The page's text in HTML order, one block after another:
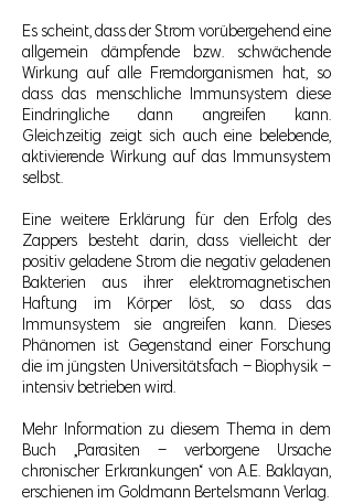
Es scheint, dass der Strom vorübergehend eine
allgemein dämpfende bzw. schwächende
Wirkung auf alle Fremdorganismen hat, so
dass das menschliche Immunsystem diese
Eindringliche dann angreifen kann.
Gleichzeitig zeigt sich auch eine belebende,
aktivierende Wirkung auf das Immunsystem
selbst.
Eine weitere Erklärung für den Erfolg des
Zappers besteht darin, dass vielleicht der
positiv geladene Strom die negativ geladenen
Bakterien aus ihrer elektromagnetischen
Haftung im Körper löst, so dass das
Immunsystem sie angreifen kann. Dieses
Phänomen ist Gegenstand einer Forschung
die im jüngsten Universitätsfach – Biophysik –
intensiv betrieben wird.
Mehr Information zu diesem Thema in dem
Buch „Parasiten – verborgene Ursache
chronischer Erkrankungen“ von A.E. Baklayan,
erschienen im Goldmann Bertelsmann Verlag.